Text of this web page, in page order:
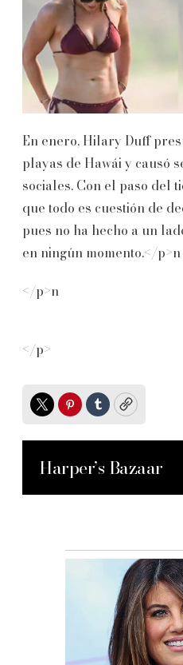
En enero, Hilary Duff
playas de Hawái y causó
sociales. Con el paso del
que todo es cuestión de
pues no ha hecho a un
en ningún momento.</p>n
</p>n
</p>
TwitterPinterest
TumblrCopy
Harper’s Bazaar